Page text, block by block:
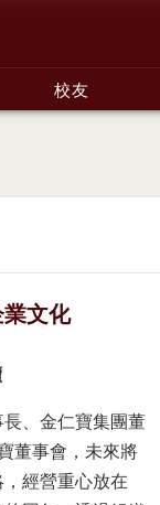
校友
文化
、金仁寶集團董
董事會，未來將
經營重心放在